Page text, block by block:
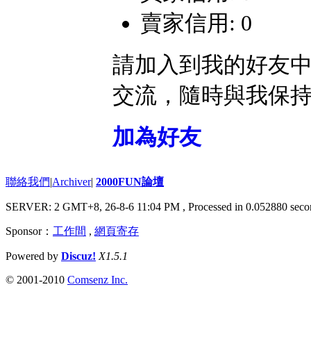
賣家信用: 0
請加入到我的好友
交流，隨時與我保
加為好友
聯絡我們|Archiver| 2000FUN論壇
SERVER: 2 GMT+8, 26-8-6 11:04 PM , Processed in 0.052880
Sponsor： 工作間 , 網頁寄存
Powered by Discuz! X1.5.1
© 2001-2010 Comsenz Inc.